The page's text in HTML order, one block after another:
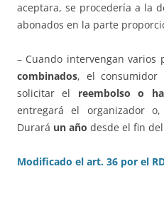
aceptara, se procedería a la
abonados en la parte
– Cuando intervengan varios
combinados, el
solicitar el reembolso o
entregará el organizador
Durará un año desde el fin
Modificado el art. 36 por el